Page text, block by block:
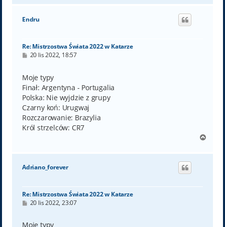
g
Endru
Re: Mistrzostwa Świata 2022 w Katarze
P
t
20 lis 2022, 18:57
Moje typy
Finał: Argentyna - Portugalia
Polska: Nie wyjdzie z grupy
Czarny koń: Urugwaj
Rozczarowanie: Brazylia
Król strzelców: CR7
g
Adriano_forever
Re: Mistrzostwa Świata 2022 w Katarze
P
t
20 lis 2022, 23:07
Moje typy